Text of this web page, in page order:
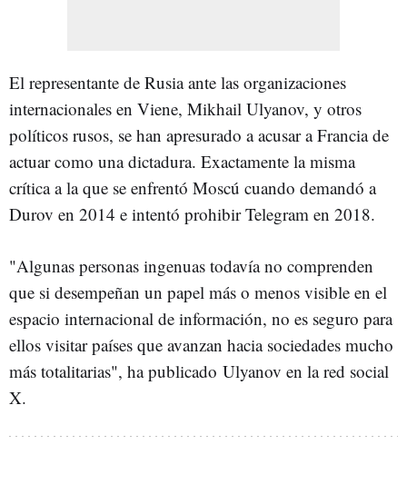
El representante de Rusia ante las organizaciones
internacionales en Viene, Mikhail Ulyanov, y otros
políticos rusos, se han apresurado a acusar a Francia de
actuar como una dictadura. Exactamente la misma
crítica a la que se enfrentó Moscú cuando demandó a
Durov en 2014 e intentó prohibir Telegram en 2018.
"Algunas personas ingenuas todavía no comprenden
que si desempeñan un papel más o menos visible en el
espacio internacional de información, no es seguro para
ellos visitar países que avanzan hacia sociedades mucho
más totalitarias", ha publicado Ulyanov en la red social
X.